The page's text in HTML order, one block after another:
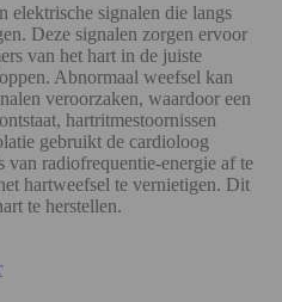
elektrische signalen die langs
Deze signalen zorgen ervoor
van het hart in de juiste
Abnormaal weefsel kan
veroorzaken, waardoor een
hartritmestoornissen
gebruikt de cardioloog
radiofrequentie-energie af te
hartweefsel te vernietigen. Dit
te herstellen.